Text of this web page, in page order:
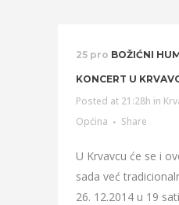
25 pro BOŽIĆNI
KONCERT U
Posted at 21:28h in
Općina
Share
U Krvavcu će se i
sada već
26. 12.2014 u 19